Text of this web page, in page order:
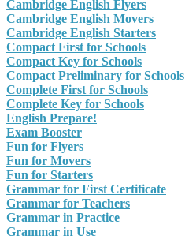
Cambridge English Flyers
Cambridge English Movers
Cambridge English Starters
Compact First for Schools
Compact Key for Schools
Compact Preliminary for Schools
Complete First for Schools
Complete Key for Schools
English Prepare!
Exam Booster
Fun for Flyers
Fun for Movers
Fun for Starters
Grammar for First Certificate
Grammar for Teachers
Grammar in Practice
Grammar in Use